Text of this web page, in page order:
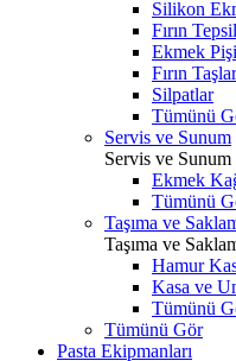
Silikon
Fırın
Ekmek
Fırın
Silpatlar
Tümünü
Servis ve Sunum
Servis ve Sunum
Ekmek
Tümünü
Taşıma ve
Taşıma ve
Hamur
Kasa ve
Tümünü
Tümünü Gör
Pasta Ekipmanları